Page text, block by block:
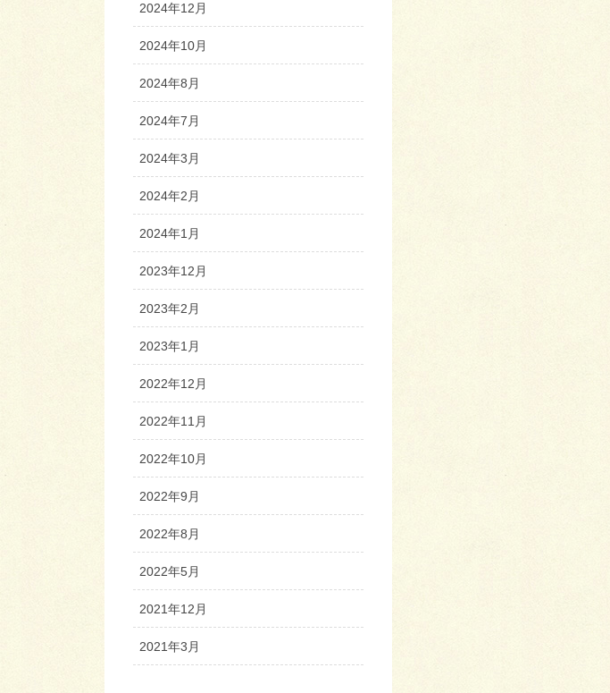
2024年12月
2024年10月
2024年8月
2024年7月
2024年3月
2024年2月
2024年1月
2023年12月
2023年2月
2023年1月
2022年12月
2022年11月
2022年10月
2022年9月
2022年8月
2022年5月
2021年12月
2021年3月